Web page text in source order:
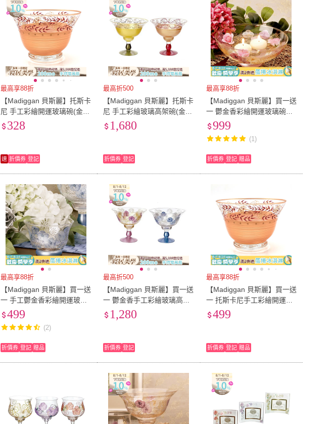
最高享88折
【Madiggan 貝斯麗】托斯卡
尼 手工彩繪開運玻璃碗(金
紅、金綠可選)
328
速 折價券 登記
最高折500
【Madiggan 貝斯麗】托斯卡
尼 手工彩繪玻璃高架碗(金
紅.金綠可選)
1,680
折價券 登記
最高享88折
【Madiggan 貝斯麗】買一送
一 鬱金香彩繪開運玻璃碗盆
(紫紅色)
999
(1)
折價券 登記 贈品
最高享88折
【Madiggan 貝斯麗】買一送
一 手工鬱金香彩繪開運玻璃
碗(湛藍色)
499
(2)
折價券 登記 贈品
最高折500
【Madiggan 貝斯麗】買一送
一 鬱金香手工彩繪玻璃高架
碗(湛藍色)
1,280
折價券 登記
最高享88折
【Madiggan 貝斯麗】買一送
一 托斯卡尼手工彩繪開運玻
璃碗(金紅色)
499
折價券 登記 贈品